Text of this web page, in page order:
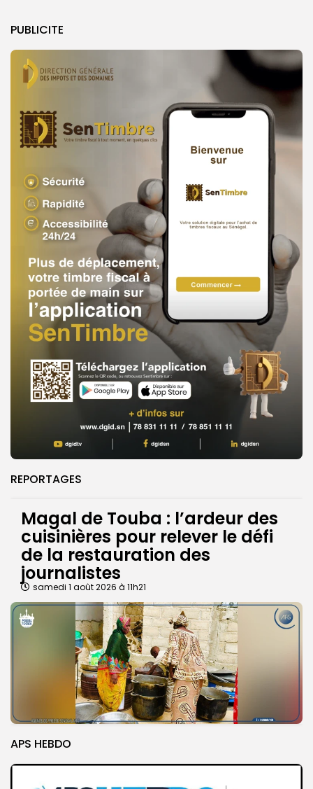
PUBLICITE
REPORTAGES
Magal de Touba : l’ardeur des
cuisinières pour relever le défi
de la restauration des
journalistes
samedi 1 août 2026 à 11h21
APS HEBDO